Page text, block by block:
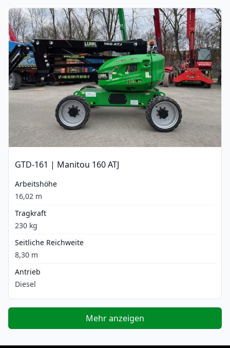
GTD-161 | Manitou 160 ATJ
Arbeitshöhe
16,02 m
Tragkraft
230 kg
Seitliche Reichweite
8,30 m
Antrieb
Diesel
Mehr anzeigen